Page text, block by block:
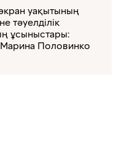
уақытының
тәуелділік
ұсыныстары:
Половинко